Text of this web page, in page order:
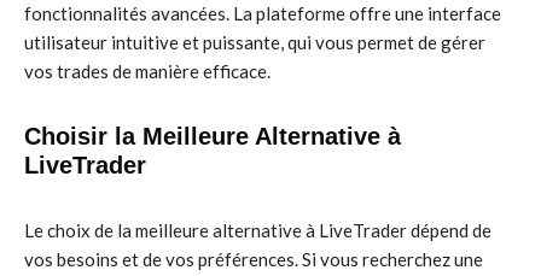
fonctionnalités avancées. La plateforme offre une interface
utilisateur intuitive et puissante, qui vous permet de gérer
vos trades de manière efficace.
Choisir la Meilleure Alternative à
LiveTrader
Le choix de la meilleure alternative à LiveTrader dépend de
vos besoins et de vos préférences. Si vous recherchez une